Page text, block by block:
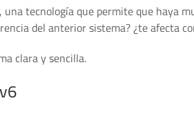
, una tecnología que permite que haya
del anterior sistema? ¿te afecta
clara y sencilla.